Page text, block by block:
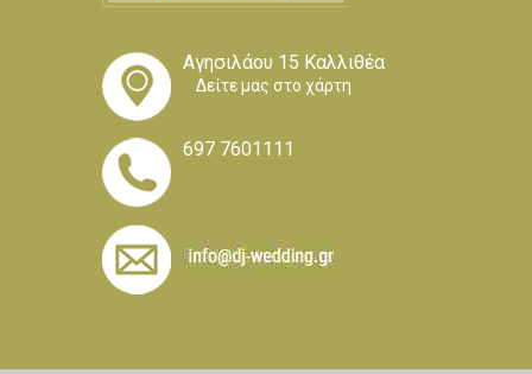
Αγησιλάου 15 Καλλιθέα
Δείτε μας στο χάρτη
697 7601111